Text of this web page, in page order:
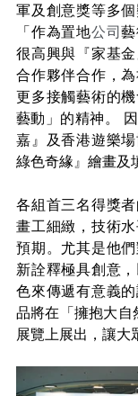
軍及創意獎等多
「作為置地公司
很高興與 『家基金
合作夥伴合作，
更多接觸藝術的
藝動」的精神。
嘉』及香港遊樂
綠色奇緣』 繪畫及
各組首三名得獎者
畫工細緻，技術
預期。尤其是他
新詮釋極具創意
色來傳遞有意義
品將在「擁抱大自
展覽上展出，讓大